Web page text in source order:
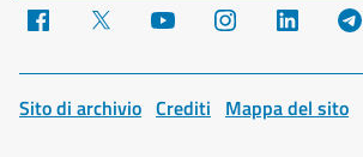
Facebook YouTube Instagram LinkedIn
Sito di archivio Crediti Mappa del sito